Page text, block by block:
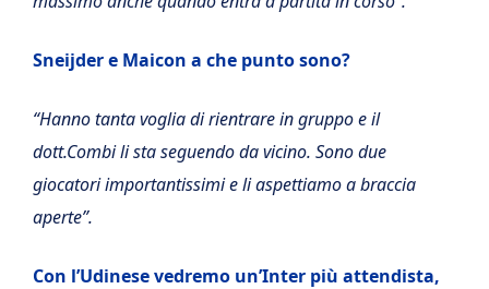
Sneijder e Maicon a che punto sono?
“Hanno tanta voglia di rientrare in gruppo e il
dott.Combi li sta seguendo da vicino. Sono due
giocatori importantissimi e li aspettiamo a braccia
aperte”.
Con l’Udinese vedremo un’Inter più attendista,